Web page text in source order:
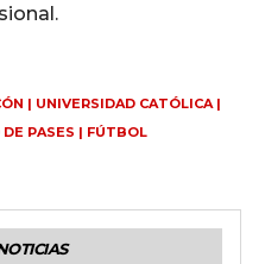
| UNIVERSIDAD CATÓLICA |
PASES | FÚTBOL